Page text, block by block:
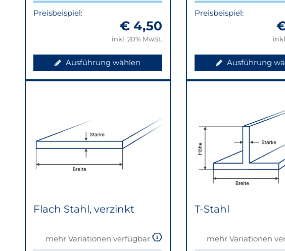
Preisbeispiel:
€ 4,50
inkl. 20% MwSt.
Ausführung wählen
Preisbeispiel:
Ausführung
Flach Stahl, verzinkt
mehr Variationen verfügbar
T-Stahl
mehr Variationen